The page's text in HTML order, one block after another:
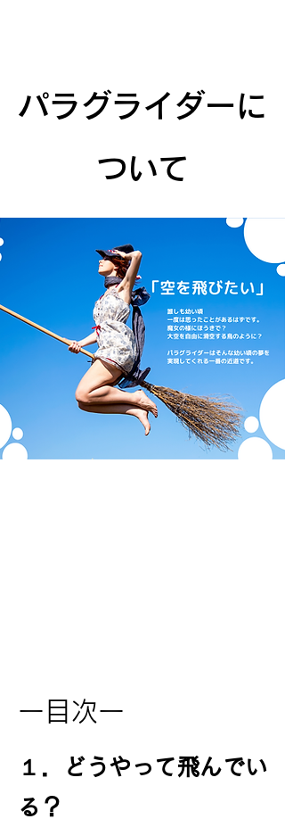
パラグライダーに
ついて
ー目次ー
１．どうやって飛んでい
る？